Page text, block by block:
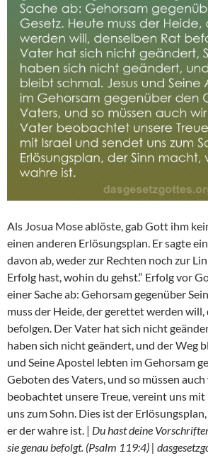
Als Josua Mose ablöste, gab Gott ihm
einen anderen Erlösungsplan. Er sagte
davon ab, weder zur Rechten noch zur
Erfolg hast, wohin du gehst.“ Erfolg vor
einer Sache ab: Gehorsam gegenüber
muss der Heide, der gerettet werden will,
befolgen. Der Vater hat sich nicht
haben sich nicht geändert, und der Weg
und Seine Apostel lebten im Gehorsam
Geboten des Vaters, und so müssen
beobachtet unsere Treue, vereint uns
uns zum Sohn. Dies ist der
er der wahre ist. | Du hast deine
sie genau befolgt. (Psalm 119:4) |